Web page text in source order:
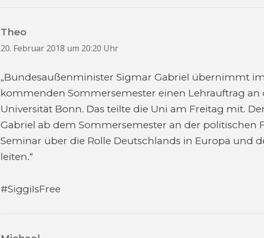
Theo
20. Februar 2018 um 20:20 Uhr
„Bundesaußenminister Sigmar Gabriel übernimmt im
kommenden Sommersemester einen Lehrauftrag an
Universität Bonn. Das teilte die Uni am Freitag mit.
Gabriel ab dem Sommersemester an der politischen
Seminar über die Rolle Deutschlands in Europa und
leiten.“
#SiggiIsFree